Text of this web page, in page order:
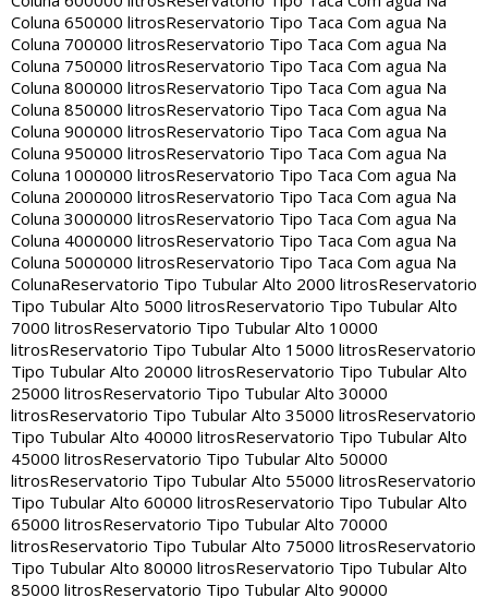
Coluna 650000 litrosReservatorio Tipo Taca Com agua Na
Coluna 700000 litrosReservatorio Tipo Taca Com agua Na
Coluna 750000 litrosReservatorio Tipo Taca Com agua Na
Coluna 800000 litrosReservatorio Tipo Taca Com agua Na
Coluna 850000 litrosReservatorio Tipo Taca Com agua Na
Coluna 900000 litrosReservatorio Tipo Taca Com agua Na
Coluna 950000 litrosReservatorio Tipo Taca Com agua Na
Coluna 1000000 litrosReservatorio Tipo Taca Com agua Na
Coluna 2000000 litrosReservatorio Tipo Taca Com agua Na
Coluna 3000000 litrosReservatorio Tipo Taca Com agua Na
Coluna 4000000 litrosReservatorio Tipo Taca Com agua Na
Coluna 5000000 litrosReservatorio Tipo Taca Com agua Na
ColunaReservatorio Tipo Tubular Alto 2000 litrosReservatorio
Tipo Tubular Alto 5000 litrosReservatorio Tipo Tubular Alto
7000 litrosReservatorio Tipo Tubular Alto 10000
litrosReservatorio Tipo Tubular Alto 15000 litrosReservatorio
Tipo Tubular Alto 20000 litrosReservatorio Tipo Tubular Alto
25000 litrosReservatorio Tipo Tubular Alto 30000
litrosReservatorio Tipo Tubular Alto 35000 litrosReservatorio
Tipo Tubular Alto 40000 litrosReservatorio Tipo Tubular Alto
45000 litrosReservatorio Tipo Tubular Alto 50000
litrosReservatorio Tipo Tubular Alto 55000 litrosReservatorio
Tipo Tubular Alto 60000 litrosReservatorio Tipo Tubular Alto
65000 litrosReservatorio Tipo Tubular Alto 70000
litrosReservatorio Tipo Tubular Alto 75000 litrosReservatorio
Tipo Tubular Alto 80000 litrosReservatorio Tipo Tubular Alto
85000 litrosReservatorio Tipo Tubular Alto 90000